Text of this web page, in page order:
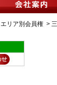
エリア別会員権>